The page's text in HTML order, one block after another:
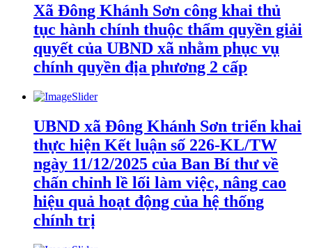
Xã Đông Khánh Sơn công khai thủ
tục hành chính thuộc thẩm quyền giải
quyết của UBND xã nhằm phục vụ
chính quyền địa phương 2 cấp
UBND xã Đông Khánh Sơn triển khai
thực hiện Kết luận số 226-KL/TW
ngày 11/12/2025 của Ban Bí thư về
chấn chỉnh lề lối làm việc, nâng cao
hiệu quả hoạt động của hệ thống
chính trị